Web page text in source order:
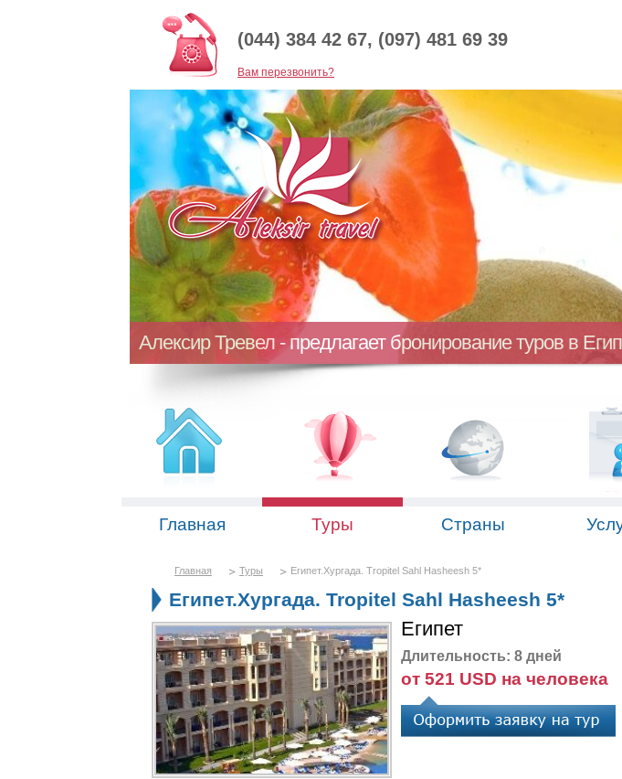
(044) 384 42 67, (097) 481 69 39
Baм перезвонить?
Алексир Тревел - предлагает бронирование туров в
Главная Туры Страны
Главная Туры Египет.Хургада. Tropitel Sahl Hasheesh 5*
Египет.Хургада. Tropitel Sahl Hasheesh 5*
Египет
Длительность: 8 дней
от 521 USD на человека